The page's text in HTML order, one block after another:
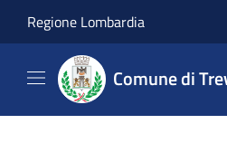
Regione Lombardia
Comune di